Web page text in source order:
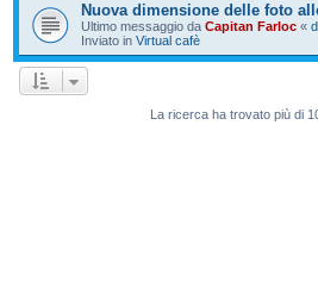
Nuova dimensione delle foto
Ultimo messaggio da Capitan Farloc «
Inviato in Virtual cafè
La ricerca ha trovato più di